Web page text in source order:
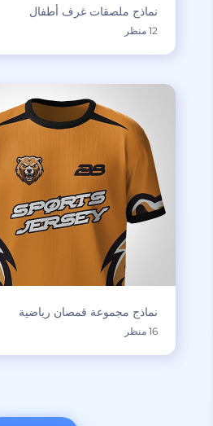
نماذج ملصقات غرف أطفال
12 منظر
نماذج مجموعة قمصان رياضية
16 منظر